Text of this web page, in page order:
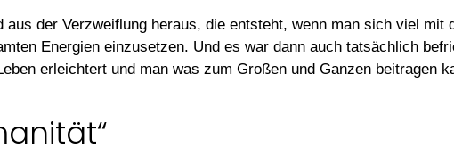
der Verzweiflung heraus, die entsteht, wenn man sich viel
Energien einzusetzen. Und es war dann auch tatsächlich
erleichtert und man was zum Großen und Ganzen beitragen